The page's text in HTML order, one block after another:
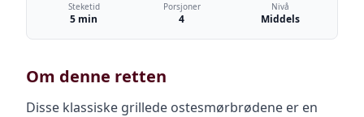
Steketid
5 min
Porsjoner
4
Nivå
Middels
Om denne retten
Disse klassiske grillede ostesmørbrødene er en